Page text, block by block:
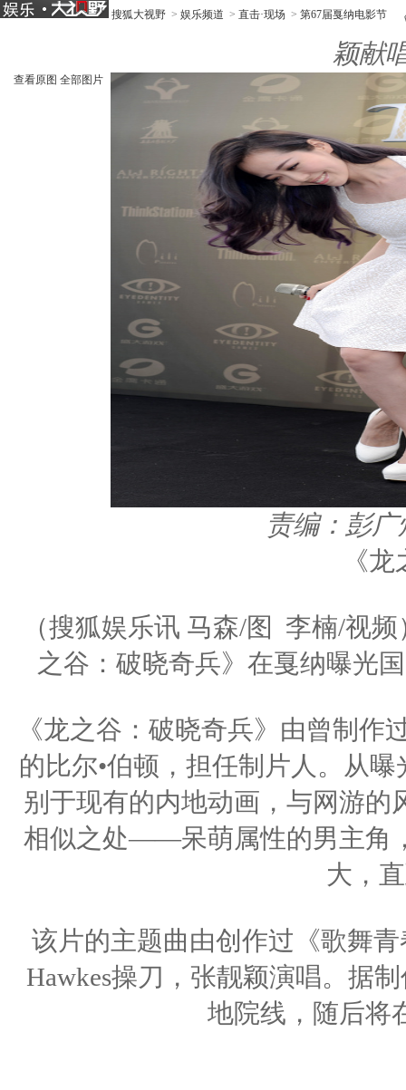
搜狐大视野 > 娱乐频道 > 直击·现场 > 第67届戛纳电影节
颖献
查看原图 全部图片
责编：彭广
《
（搜狐娱乐讯 马森/图 李楠/视
之谷：破晓奇兵》在戛纳曝光
《龙之谷：破晓奇兵》由曾制
的比尔•伯顿，担任制片人。从
别于现有的内地动画，与网游
相似之处——呆萌属性的男主角
大，
该片的主题曲由创作过《歌舞
Hawkes操刀，张靓颖演唱。据
地院线，随后将